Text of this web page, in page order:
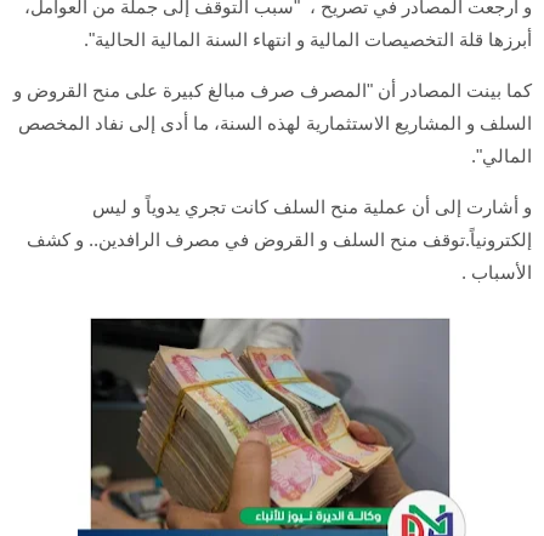
و أرجعت المصادر في تصريح ، "سبب التوقف إلى جملة من العوامل،
أبرزها قلة التخصيصات المالية و انتهاء السنة المالية الحالية".
كما بينت المصادر أن "المصرف صرف مبالغ كبيرة على منح القروض و
السلف و المشاريع الاستثمارية لهذه السنة، ما أدى إلى نفاد المخصص
المالي".
و أشارت إلى أن عملية منح السلف كانت تجري يدوياً و ليس
إلكترونياً.توقف منح السلف و القروض في مصرف الرافدين.. و كشف
الأسباب .